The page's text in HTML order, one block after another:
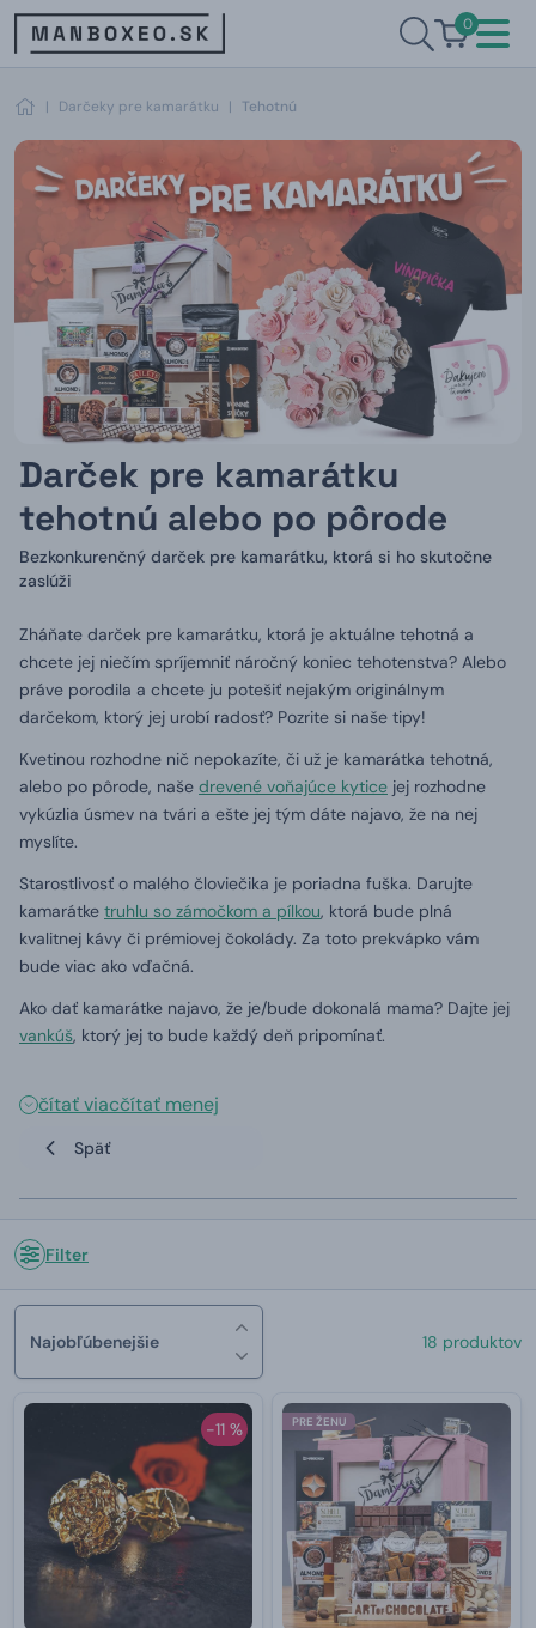
0
| Darčeky pre kamarátku | Tehotnú
Darček pre kamarátku
tehotnú alebo po pôrode
Bezkonkurenčný darček pre kamarátku, ktorá si ho skutočne
zaslúži
Zháňate darček pre kamarátku, ktorá je aktuálne tehotná a
chcete jej niečím spríjemniť náročný koniec tehotenstva? Alebo
práve porodila a chcete ju potešiť nejakým originálnym
darčekom, ktorý jej urobí radosť? Pozrite si naše tipy!
Kvetinou rozhodne nič nepokazíte, či už je kamarátka tehotná,
alebo po pôrode, naše drevené voňajúce kytice jej rozhodne
vykúzlia úsmev na tvári a ešte jej tým dáte najavo, že na nej
myslíte.
Starostlivosť o malého človiečika je poriadna fuška. Darujte
kamarátke truhlu so zámočkom a pílkou, ktorá bude plná
kvalitnej kávy či prémiovej čokolády. Za toto prekvápko vám
bude viac ako vďačná.
Ako dať kamarátke najavo, že je/bude dokonalá mama? Dajte jej
vankúš, ktorý jej to bude každý deň pripomínať.
čítať viacčítať menej
Späť
Filter
Najobľúbenejšie 18 produktov
-11 % PRE ŽENU